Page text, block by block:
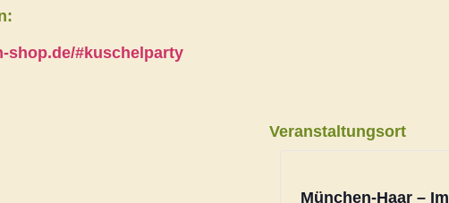
shop.de/#kuschelparty
Veranstaltungsort
München-Haar – Im